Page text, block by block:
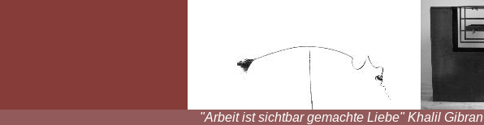
"Arbeit ist sichtbar gemachte Liebe" Khalil Gibran